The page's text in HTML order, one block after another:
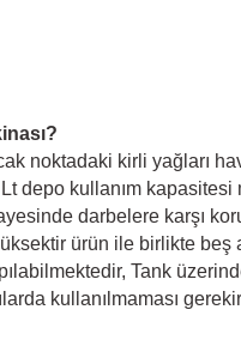
noktadaki kirli yağları
depo kullanım kapasitesi
darbelere karşı
ürün ile birlikte
Tank
kullanılmaması